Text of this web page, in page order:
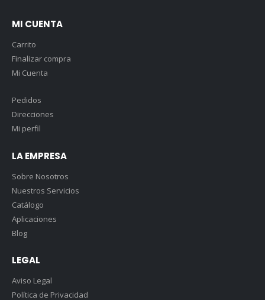
MI CUENTA
Carrito
Finalizar compra
Mi Cuenta
Pedidos
Direcciones
Mi perfil
LA EMPRESA
Sobre Nosotros
Nuestros Servicios
Catálogo
Aplicaciones
Blog
LEGAL
Aviso Legal
Política de Privacidad